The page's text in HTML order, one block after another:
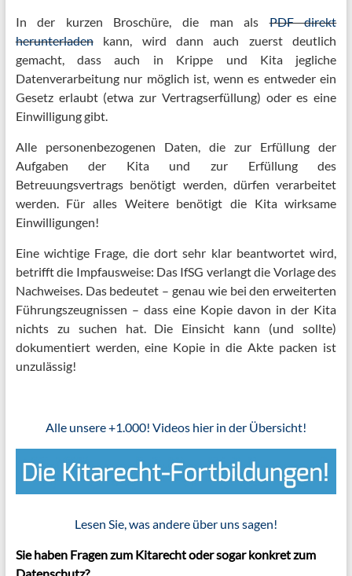
In der kurzen Broschüre, die man alsPDF direkt
herunterladenkann, wird dann auch zuerst deutlich
gemacht, dass auch in Krippe und Kita jegliche
Datenverarbeitung nur möglich ist, wenn es entweder ein
Gesetz erlaubt (etwa zur Vertragserfüllung) oder es eine
Einwilligung gibt.
Alle personenbezogenen Daten, die zur Erfüllung der
Aufgaben der Kita und zur Erfüllung des
Betreuungsvertrags benötigt werden, dürfen verarbeitet
werden. Für alles Weitere benötigt die Kita wirksame
Einwilligungen!
Eine wichtige Frage, die dort sehr klar beantwortet wird,
betrifft die Impfausweise: Das IfSG verlangt die Vorlage des
Nachweises. Das bedeutet – genau wie bei den erweiterten
Führungszeugnissen – dass eine Kopie davon in der Kita
nichts zu suchen hat. Die Einsicht kann (und sollte)
dokumentiert werden, eine Kopie in die Akte packen ist
unzulässig!
Alle unsere +1.000! Videos hier in der Übersicht!
Lesen Sie, was andere über uns sagen!
Sie haben Fragen zum Kitarecht oder sogar konkret zum